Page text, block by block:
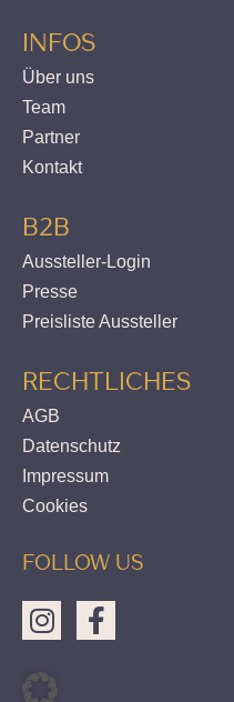
INFOS
Über uns
Team
Partner
Kontakt
B2B
Aussteller-Login
Presse
Preisliste Aussteller
RECHTLICHES
AGB
Datenschutz
Impressum
Cookies
FOLLOW US